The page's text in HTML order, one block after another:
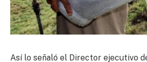
Así lo señaló el Director ejecutivo